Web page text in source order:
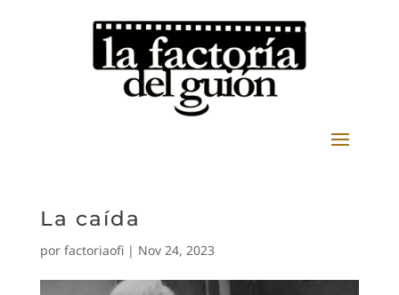
La caída
por factoriaofi| Nov 24, 2023